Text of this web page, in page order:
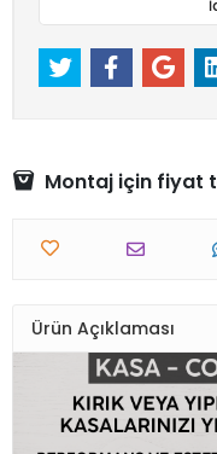
Montaj için fiyat
Ürün Açıklaması